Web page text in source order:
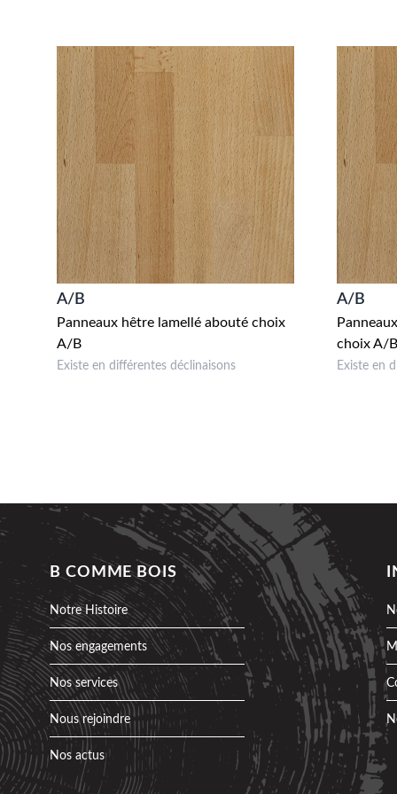
A/B
Panneaux hêtre lamellé abouté choix
A/B
Existe en différentes déclinaisons
A/B
choix A/B
Existe en
B COMME BOIS
Notre Histoire
Nos engagements
Nos services
Nous rejoindre
Nos actus